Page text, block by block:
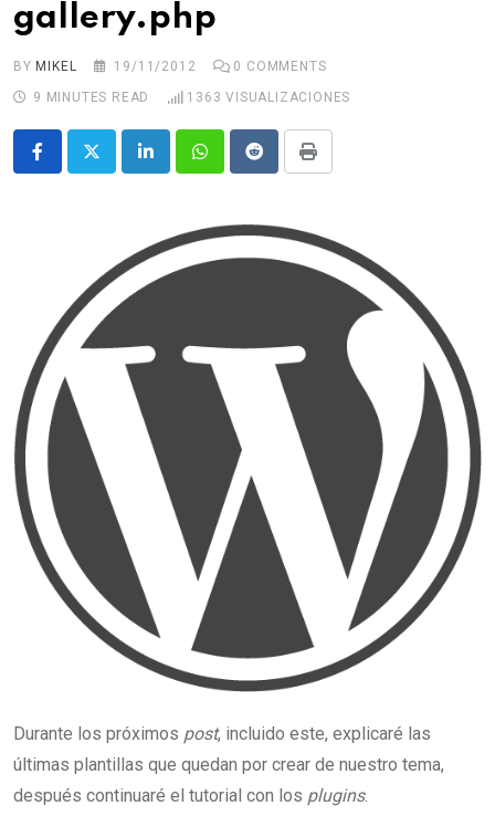
gallery.php
BY MIKEL 19/11/2012 0 COMMENTS
9 MINUTES READ
1363 VISUALIZACIONES
LinkedInWhatsappRedditPrint
Durante los próximos post, incluido este, explicaré las
últimas plantillas que quedan por crear de nuestro tema,
después continuaré el tutorial con los plugins.